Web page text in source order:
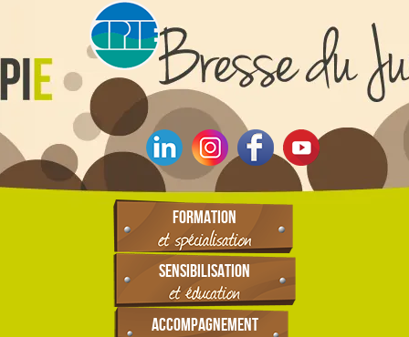
FORMATION
SENSIBILISATION
ACCOMPAGNEMENT